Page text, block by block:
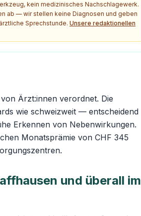
kein medizinisches Nachschlagewerk.
ab — wir stellen keine Diagnosen und geben
Sprechstunde. Unsere redaktionellen
Ärzt:innen verordnet. Die
wie schweizweit — entscheidend
Erkennen von Nebenwirkungen.
Monatsprämie von CHF 345
und überall im